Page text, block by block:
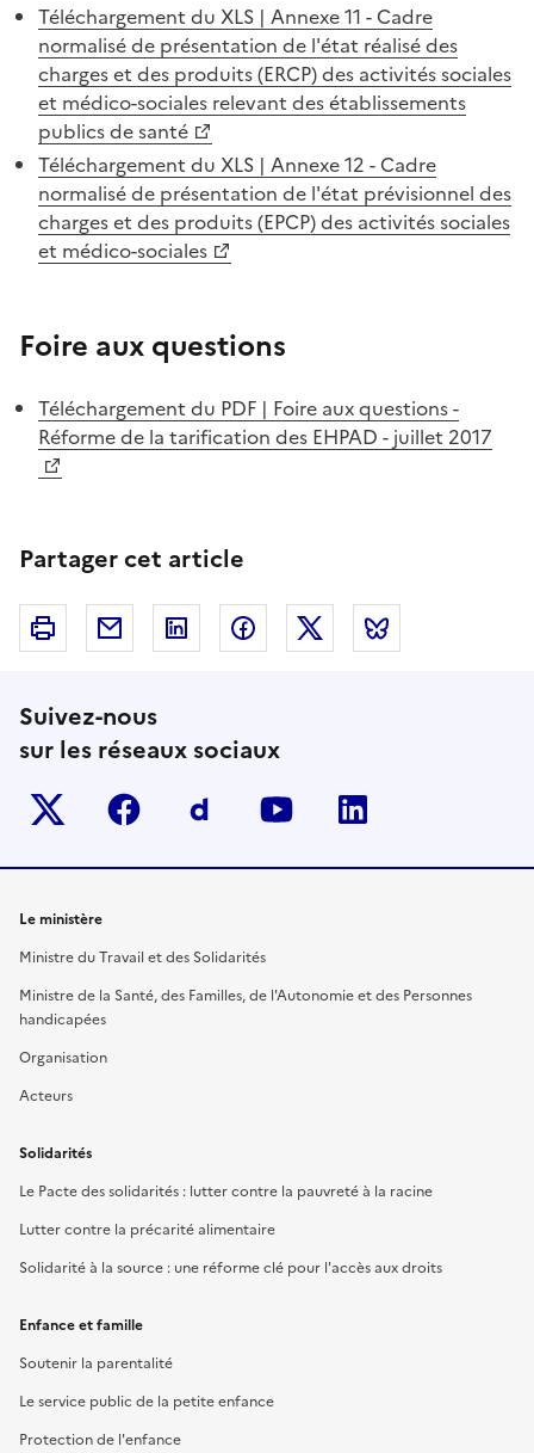
Téléchargement du XLS | Annexe 11 - Cadre
normalisé de présentation de l'état réalisé des
charges et des produits (ERCP) des activités sociales
et médico-sociales relevant des établissements
publics de santé
Téléchargement du XLS | Annexe 12 - Cadre
normalisé de présentation de l'état prévisionnel des
charges et des produits (EPCP) des activités sociales
et médico-sociales
Foire aux questions
Téléchargement du PDF | Foire aux questions -
Réforme de la tarification des EHPAD - juillet 2017
Partager cet article
Imprimer Courriel Linkedin FacebookTwitter
Suivez-nous
sur les réseaux sociaux
Twitter-x facebook Dailymotion
youtube
Le ministère
Ministre du Travail et des Solidarités
Ministre de la Santé, des Familles, de l'Autonomie et des Personnes
handicapées
Organisation
Acteurs
Solidarités
Le Pacte des solidarités : lutter contre la pauvreté à la racine
Lutter contre la précarité alimentaire
Solidarité à la source : une réforme clé pour l'accès aux droits
Enfance et famille
Soutenir la parentalité
Le service public de la petite enfance
Protection de l'enfance